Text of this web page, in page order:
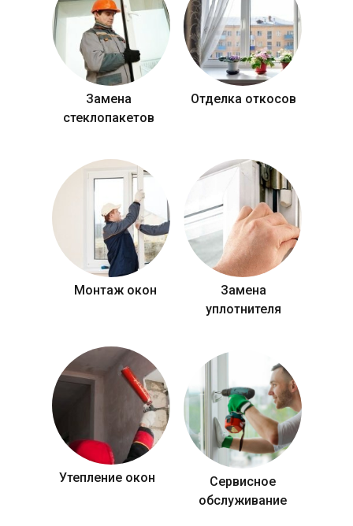
Замена
стеклопакетов
Отделка откосов
Монтаж окон
Замена
уплотнителя
Утепление окон
Сервисное
обслуживание